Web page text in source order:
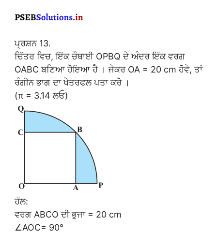
ਪ੍ਰਸ਼ਨ 13.
ਚਿੱਤਰ ਵਿਚ, ਇੱਕ ਚੌਥਾਈ OPBQ ਦੇ ਅੰਦਰ ਇੱਕ ਵਰਗ
OABC ਬਣਿਆ ਹੋਇਆ ਹੈ । ਜੇਕਰ OA = 20 cm ਹੋਵੇ, ਤਾਂ
ਰੰਗੀਨ ਭਾਗ ਦਾ ਖੇਤਰਫਲ ਪਤਾ ਕਰੋ ।
(π = 3.14 ਲਓ)
ਹੱਲ:
ਵਰਗ ABCO ਦੀ ਭੁਜਾ = 20 cm
∠AOC= 90°